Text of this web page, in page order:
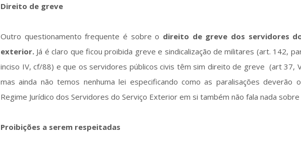
Direito de greve
Outro questionamento frequente é sobre o direito de greve dos servidores
exterior. Já é claro que ficou proibida greve e sindicalização de militares (art. 142,
inciso IV, cf/88) e que os servidores públicos civis têm sim direito de greve (art 37,
mas ainda não temos nenhuma lei especificando como as paralisações deverão
Regime Jurídico dos Servidores do Serviço Exterior em si também não fala nada
Proibições a serem respeitadas